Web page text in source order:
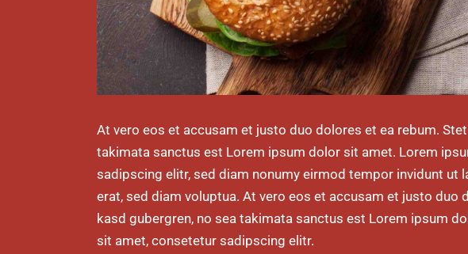
At vero eos et accusam et justo duo dolores et ea rebum.
takimata sanctus est Lorem ipsum dolor sit amet. Lorem
sadipscing elitr, sed diam nonumy eirmod tempor invidunt ut
erat, sed diam voluptua. At vero eos et accusam et justo duo
kasd gubergren, no sea takimata sanctus est Lorem ipsum
sit amet, consetetur sadipscing elitr.